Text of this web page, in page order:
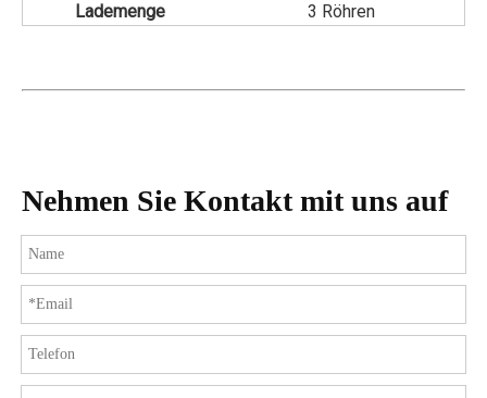
Lademenge
3 Röhren
Nehmen Sie Kontakt mit uns auf